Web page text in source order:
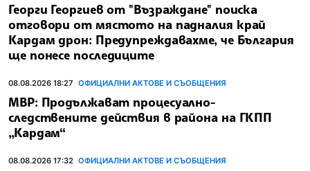
Георги Георгиев от "Възраждане" поиска
отговори от мястото на падналия край
Кардам дрон: Предупреждавахме, че България
ще понесе последиците
08.08.2026 18:27 ОФИЦИАЛНИ АКТОВЕ И СЪОБЩЕНИЯ
МВР: Продължават процесуално-
следствените действия в района на ГКПП
„Кардам“
08.08.2026 17:32 ОФИЦИАЛНИ АКТОВЕ И СЪОБЩЕНИЯ